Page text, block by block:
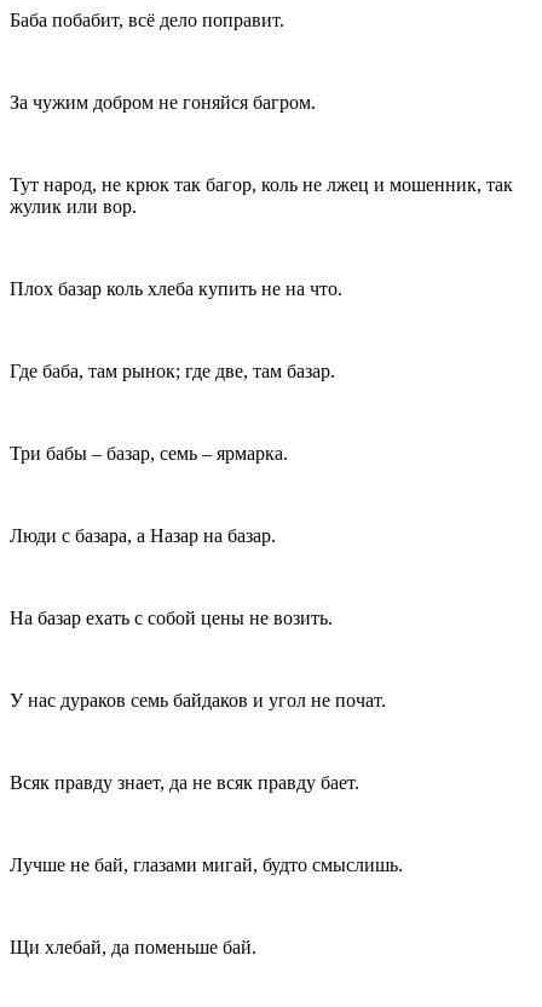
Баба побабит, всё дело поправит.
За чужим добром не гоняйся багром.
Тут народ, не крюк так багор, коль не лжец и мошенник, так
жулик или вор.
Плох базар коль хлеба купить не на что.
Где баба, там рынок; где две, там базар.
Три бабы – базар, семь – ярмарка.
Люди с базара, а Назар на базар.
На базар ехать с собой цены не возить.
У нас дураков семь байдаков и угол не почат.
Всяк правду знает, да не всяк правду бает.
Лучше не бай, глазами мигай, будто смыслишь.
Щи хлебай, да поменьше бай.